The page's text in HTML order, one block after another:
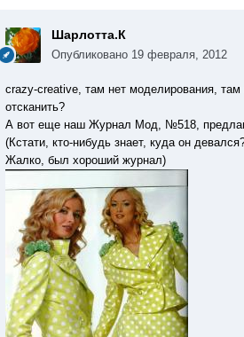
Шарлотта.К
Опубликовано 19 февраля, 2012
сrazy-сreative, там нет моделирования, там
отсканить?
А вот еще наш Журнал Мод, №518,
(Кстати, кто-нибудь знает, куда он
Жалко, был хороший журнал)